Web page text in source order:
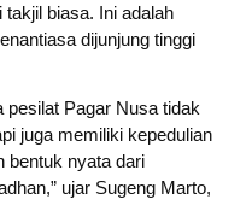
biasa. Ini adalah
dijunjung tinggi
pesilat Pagar Nusa tidak
juga memiliki kepedulian
bentuk nyata dari
ujar Sugeng Marto,